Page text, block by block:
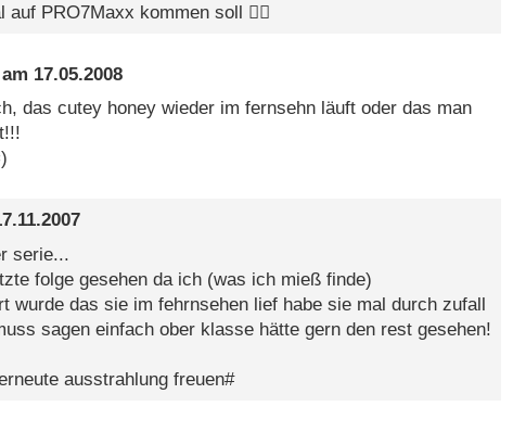
PRO7Maxx kommen soll 👍🏼
17.05.2008
das cutey honey wieder im fernsehn läuft oder das man
serie...
folge gesehen da ich (was ich mieß finde)
wurde das sie im fehrnsehen lief habe sie mal durch zufall
sagen einfach ober klasse hätte gern den rest gesehen!
ausstrahlung freuen#